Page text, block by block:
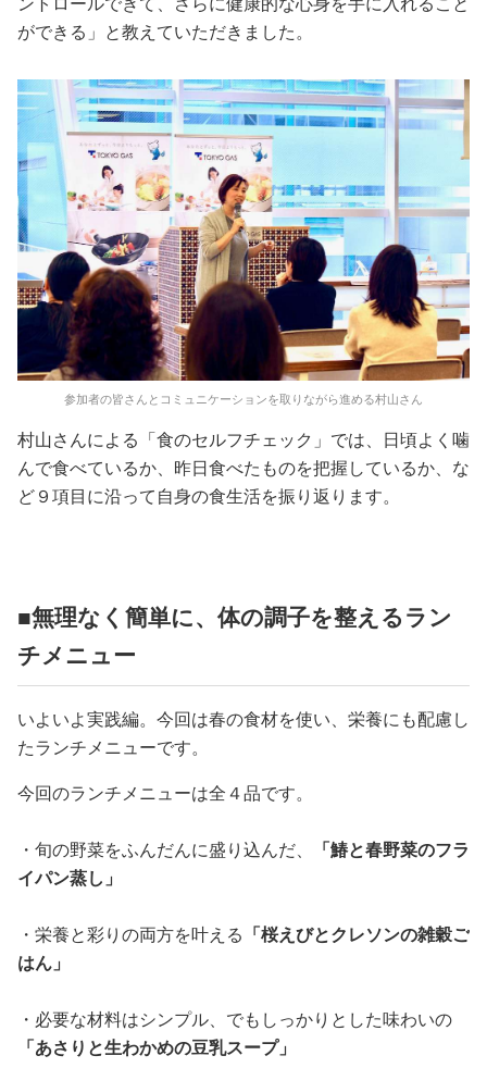
ができる」と教えていただきました。
参加者の皆さんとコミュニケーションを取りながら進める村山さん
村山さんによる「食のセルフチェック」では、日頃よく噛
んで食べているか、昨日食べたものを把握しているか、な
ど９項目に沿って自身の食生活を振り返ります。
■無理なく簡単に、体の調子を整えるラン
チメニュー
いよいよ実践編。今回は春の食材を使い、栄養にも配慮し
たランチメニューです。
今回のランチメニューは全４品です。
・旬の野菜をふんだんに盛り込んだ、
「鰆と春野菜のフラ
イパン蒸し」
・栄養と彩りの両方を叶える
「桜えびとクレソンの雑穀ご
はん」
・必要な材料はシンプル、でもしっかりとした味わいの
「あさりと生わかめの豆乳スープ」